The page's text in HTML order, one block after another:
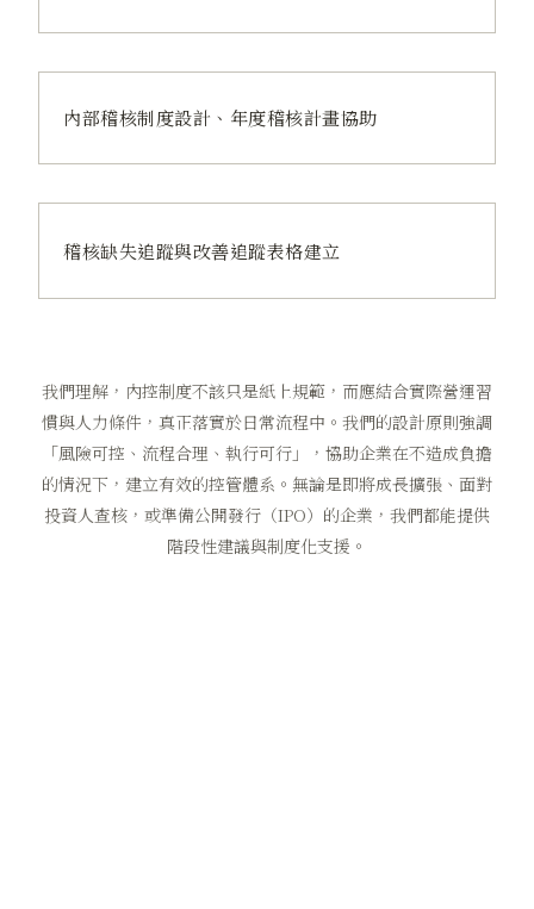
內部稽核制度設計、年度稽核計畫協助
稽核缺失追蹤與改善追蹤表格建立
我們理解，內控制度不該只是紙上規範，而應結合實際營運習
慣與人力條件，真正落實於日常流程中。我們的設計原則強調
「風險可控、流程合理、執行可行」，協助企業在不造成負擔
的情況下，建立有效的控管體系。無論是即將成長擴張、面對
投資人查核，或準備公開發行（IPO）的企業，我們都能提供
階段性建議與制度化支援。